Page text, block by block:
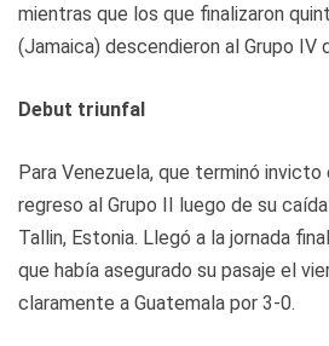
mientras que los que finalizaron
(Jamaica) descendieron al Grupo IV
Debut triunfal
Para Venezuela, que terminó
regreso al Grupo II luego de su
Tallin, Estonia. Llegó a la jornada
que había asegurado su pasaje el
claramente a Guatemala por 3-0.